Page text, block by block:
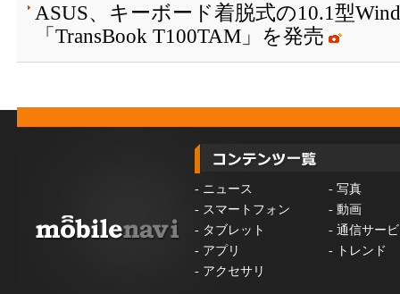
ASUS、キーボード着脱式の10.1型
「TransBook T100TAM」を発売
- ニュース - 写真
- スマートフォン - 動画
- タブレット - 通信サー
- アプリ -
トレンド
- アクセサリ